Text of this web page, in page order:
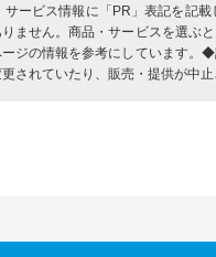
ービス情報に「PR」表記を記
ません。商品・サービスを選ぶ
ジの情報を参考にしています。
されていたり、販売・提供が中止